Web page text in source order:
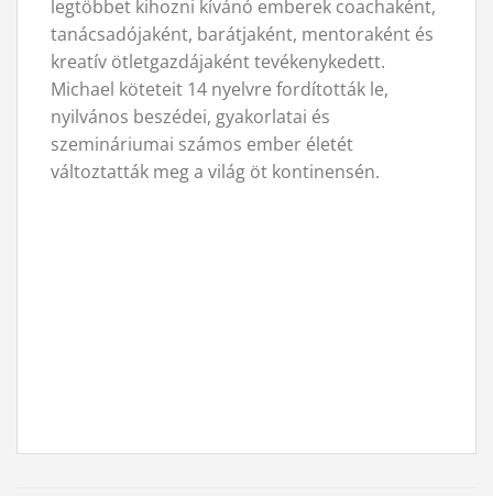
legtöbbet kihozni kívánó emberek coachaként,
tanácsadójaként, barátjaként, mentoraként és
kreatív ötletgazdájaként tevékenykedett.
Michael köteteit 14 nyelvre fordították le,
nyilvános beszédei, gyakorlatai és
szemináriumai számos ember életét
változtatták meg a világ öt kontinensén.